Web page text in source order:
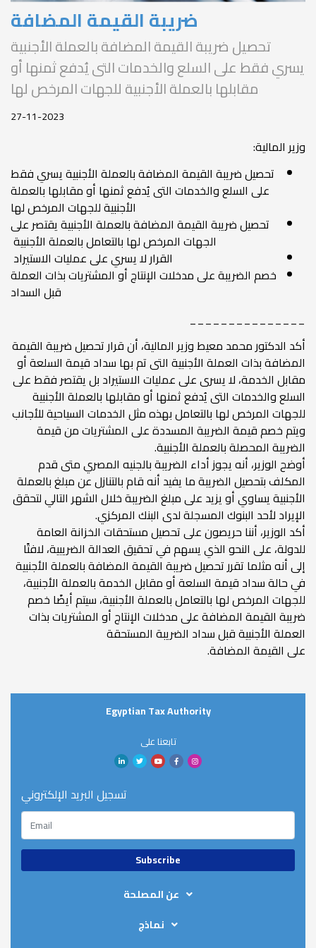
ضريبة القيمة المضافة
تحصيل ضريبة القيمة المضافة بالعملة الأجنبية
يسري فقط على السلع والخدمات التى يُدفع ثمنها أو
مقابلها بالعملة الأجنبية للجهات المرخص لها
27-11-2023
وزير المالية:
تحصيل ضريبة القيمة المضافة بالعملة الأجنبية يسري فقط
على السلع والخدمات التى يُدفع ثمنها أو مقابلها بالعملة
الأجنبية للجهات المرخص لها
تحصيل ضريبة القيمة المضافة بالعملة الأجنبية يقتصر على
الجهات المرخص لها بالتعامل بالعملة الأجنبية
القرار لا يسري على عمليات الاستيراد
خصم الضريبة على مدخلات الإنتاج أو المشتريات بذات العملة
قبل السداد
_______________
أكد الدكتور محمد معيط وزير المالية، أن قرار تحصيل ضريبة القيمة
المضافة بذات العملة الأجنبية التى تم بها سداد قيمة السلعة أو
مقابل الخدمة، لا يسرى على عمليات الاستيراد بل يقتصر فقط على
السلع والخدمات التى يُدفع ثمنها أو مقابلها بالعملة الأجنبية
للجهات المرخص لها بالتعامل بهذه مثل الخدمات السياحية للأجانب
ويتم خصم قيمة الضريبة المسددة على المشتريات من قيمة
الضريبة المحصلة بالعملة الأجنبية.
أوضح الوزير، أنه يجوز أداء الضريبة بالجنيه المصري متى قدم
المكلف بتحصيل الضريبة ما يفيد أنه قام بالتنازل عن مبلغ بالعملة
الأجنبية يساوي أو يزيد على مبلغ الضريبة خلال الشهر التالي لتحقق
الإيراد لأحد البنوك المسجلة لدى البنك المركزي.
أكد الوزير، أننا حريصون على تحصيل مستحقات الخزانة العامة
للدولة، على النحو الذي يسهم في تحقيق العدالة الضريبية، لافتًا
إلى أنه مثلما تقرر تحصيل ضريبة القيمة المضافة بالعملة الأجنبية
في حالة سداد قيمة السلعة أو مقابل الخدمة بالعملة الأجنبية،
للجهات المرخص لها بالتعامل بالعملة الأجنبية، سيتم أيضًا خصم
ضريبة القيمة المضافة على مدخلات الإنتاج أو المشتريات بذات
العملة الأجنبية قبل سداد الضريبة المستحقة
على القيمة المضافة.
Egyptian Tax Authority
تابعنا على
تسجيل البريد الإلكتروني
عن المصلحة
Organizational Chart
نماذج